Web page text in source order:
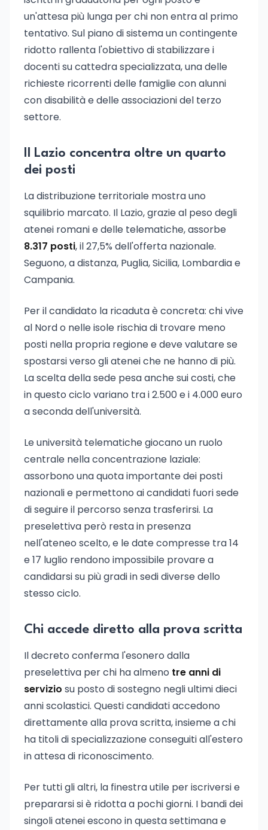
un'attesa più lunga per chi non entra al primo
tentativo. Sul piano di sistema un contingente
ridotto rallenta l'obiettivo di stabilizzare i
docenti su cattedra specializzata, una delle
richieste ricorrenti delle famiglie con alunni
con disabilità e delle associazioni del terzo
settore.
Il Lazio concentra oltre un quarto
dei posti
La distribuzione territoriale mostra uno
squilibrio marcato. Il Lazio, grazie al peso degli
atenei romani e delle telematiche, assorbe
8.317 posti, il 27,5% dell'offerta nazionale.
Seguono, a distanza, Puglia, Sicilia, Lombardia e
Campania.
Per il candidato la ricaduta è concreta: chi vive
al Nord o nelle isole rischia di trovare meno
posti nella propria regione e deve valutare se
spostarsi verso gli atenei che ne hanno di più.
La scelta della sede pesa anche sui costi, che
in questo ciclo variano tra i 2.500 e i 4.000 euro
a seconda dell'università.
Le università telematiche giocano un ruolo
centrale nella concentrazione laziale:
assorbono una quota importante dei posti
nazionali e permettono ai candidati fuori sede
di seguire il percorso senza trasferirsi. La
preselettiva però resta in presenza
nell'ateneo scelto, e le date compresse tra 14
e 17 luglio rendono impossibile provare a
candidarsi su più gradi in sedi diverse dello
stesso ciclo.
Chi accede diretto alla prova scritta
Il decreto conferma l'esonero dalla
preselettiva per chi ha almeno tre anni di
servizio su posto di sostegno negli ultimi dieci
anni scolastici. Questi candidati accedono
direttamente alla prova scritta, insieme a chi
ha titoli di specializzazione conseguiti all'estero
in attesa di riconoscimento.
Per tutti gli altri, la finestra utile per iscriversi e
prepararsi si è ridotta a pochi giorni. I bandi dei
singoli atenei escono in questa settimana e